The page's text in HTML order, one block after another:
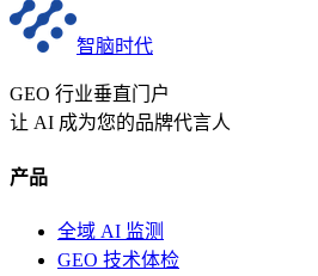
智脑时代
GEO 行业垂直门户
让 AI 成为您的品牌代言人
产品
全域 AI 监测
GEO 技术体检